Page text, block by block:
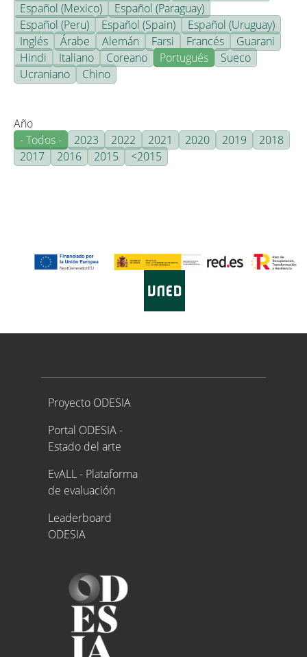
Español (Mexico)
Español (Paraguay)
Español (Peru)
Español (Spain)
Español (Uruguay)
Inglés
Árabe Alemán Farsi Francés
Guarani
Hindi
Italiano Coreano Portugués
Sueco
Ucraniano
Chino
Año
- Todos -
2023 2022 2021 2020 2019
2018
2017
2016 2015 <2015
Proyecto ODESIA
Proyecto ODESIA
Portal ODESIA -
Estado del arte
EvALL - Plataforma
de evaluación
Leaderboard
ODESIA